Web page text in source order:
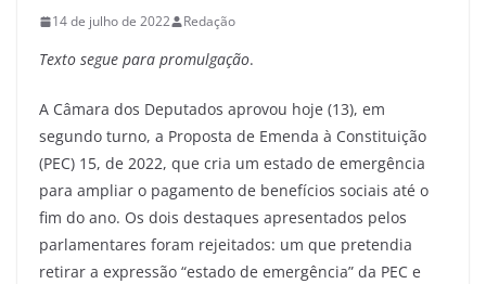
14 de julho de 2022 Redação
Texto segue para promulgação.
A Câmara dos Deputados aprovou hoje (13), em
segundo turno, a Proposta de Emenda à Constituição
(PEC) 15, de 2022, que cria um estado de emergência
para ampliar o pagamento de benefícios sociais até o
fim do ano. Os dois destaques apresentados pelos
parlamentares foram rejeitados: um que pretendia
retirar a expressão “estado de emergência” da PEC e